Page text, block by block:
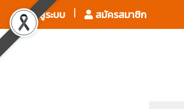
เข้าสู่ระบบ สมัครสมาชิก